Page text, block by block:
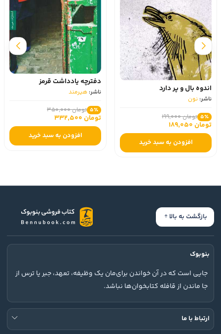
اندوه بال و پر دارد
ناشر: نون
5٪ تومان 199,000
تومان 189,050
افزودن به سبد خرید
دفترچه یادداشت قرمز
ناشر: هیرمند
5٪ تومان 350,000
تومان 332,500
افزودن به سبد خرید
بازگشت به بالا
بنوبوک
جایی است که در آن خواندن برای‌مان یک وظیفه، تعهد، جبر یا ترس از
جا ماندن از قافله کتابخوان‌ها نباشد.
ارتباط با ما